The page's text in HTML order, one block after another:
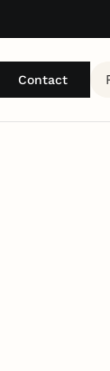
Contact